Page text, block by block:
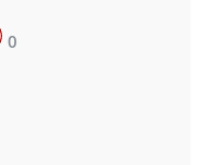
0